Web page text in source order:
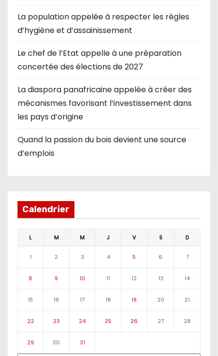
La population appelée à respecter les règles
d’hygiène et d’assainissement
Le chef de l’Etat appelle à une préparation
concertée des élections de 2027
La diaspora panafricaine appelée à créer des
mécanismes favorisant l’investissement dans
les pays d’origine
Quand la passion du bois devient une source
d’emplois
Calendrier
L M M J V S D
1 2 3 4 5 6 7
8 9 10 11 12 13 14
15 16 17 18 19 20 21
22 23 24 25 26 27 28
29 30 31